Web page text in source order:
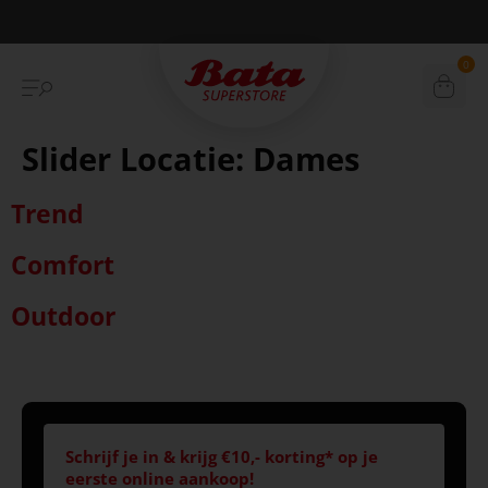
Betaal achteraf met Klarna 0
Slider Locatie: Dames
Trend
Comfort
Outdoor
Schrijf je in & krijg €10,- korting* op je
eerste online aankoop!